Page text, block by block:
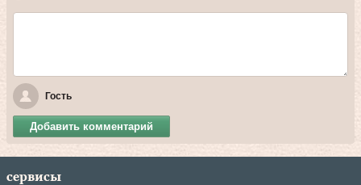
Гость
Добавить комментарий
сервисы